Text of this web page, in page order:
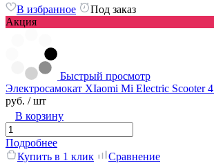
В избранное
Под заказ
Акция
Быстрый просмотр
Электросамокат XIaomi Mi Electric Scooter
руб. / шт
В корзину
Подробнее
Купить в 1 клик
Сравнение